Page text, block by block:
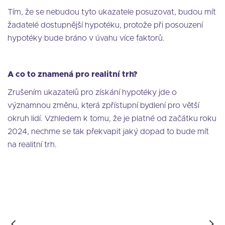
Tím, že se nebudou tyto ukazatele posuzovat, budou mít
žadatelé dostupnější hypotéku, protože při posouzení
hypotéky bude bráno v úvahu více faktorů.
A co to znamená pro realitní trh?
Zrušením ukazatelů pro získání hypotéky jde o
významnou změnu, která zpřístupní bydlení pro větší
okruh lidí. Vzhledem k tomu, že je platné od začátku roku
2024, nechme se tak překvapit jaký dopad to bude mít
na realitní trh.